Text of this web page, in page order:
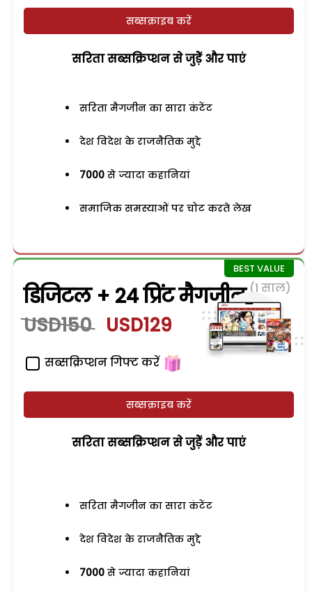
सब्सक्राइब करें
सरिता सब्सक्रिप्शन से जुड़ेें और पाएं
सरिता मैगजीन का सारा कंटेंट
देश विदेश के राजनैतिक मुद्दे
7000 से ज्यादा कहानियां
समाजिक समस्याओं पर चोट करते लेख
डिजिटल + 24 प्रिंट मैगजीन (1 साल)
USD150 USD129
सब्सक्रिप्शन गिफ्ट करें
सब्सक्राइब करें
सरिता सब्सक्रिप्शन से जुड़ेें और पाएं
सरिता मैगजीन का सारा कंटेंट
देश विदेश के राजनैतिक मुद्दे
7000 से ज्यादा कहानियां